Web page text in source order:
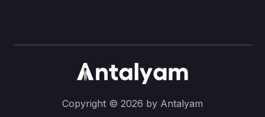
Copyright © 2026 by Antalyam